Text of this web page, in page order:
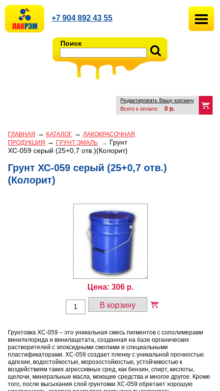
Поиск
+7 904 892 43 55
Редактировать Вашу корзину
Всего к оплате:
0 р.
ГЛАВНАЯ → КАТАЛОГ → ЛАКОКРАСОЧНАЯ
ПРОДУКЦИЯ → ГРУНТ ЭМАЛЬ → Грунт
ХС-059 серый (25+0,7 отв.)(Колорит)
Грунт ХС-059 серый (25+0,7 отв.)
(Колорит)
Цена: 306 р.
В корзину
Грунтовка ХС-059 – это уникальная смесь пигментов с сополимерами
винилхлорида и винилацетата, созданная на базе органических
растворителей с эпоксидными смолами и специальными
пластификаторами. ХС-059 создает пленку с уникальной прочностью
адгезии, водостойкостью, морозостойкостью, устойчивостью к
воздействиям таких агрессивных сред, как бензин, спирт, кислоты,
щелочи, минеральные масла, моющие средства и многое другое. Кроме
того, после высыхания слой грунтовки ХС-059 обретает хорошую